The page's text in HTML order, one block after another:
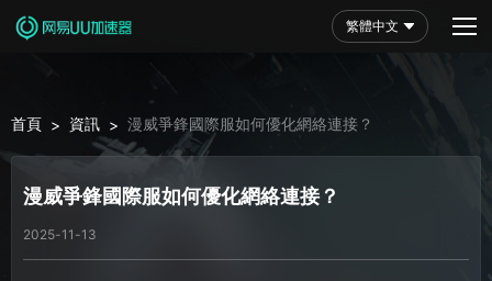
繁體中文
首頁 > 資訊 > 漫威爭鋒國際服如何優化網絡連接？
漫威爭鋒國際服如何優化網絡連接？
2025-11-13